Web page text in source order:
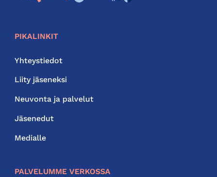
PIKALINKIT
Yhteystiedot
Liity jäseneksi
Neuvonta ja palvelut
Jäsenedut
Medialle
PALVELUMME VERKOSSA